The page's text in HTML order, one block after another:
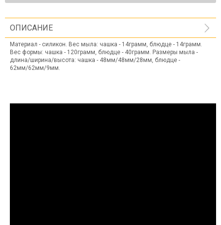
ОПИСАНИЕ
Материал - силикон. Вес мыла: чашка - 14грамм, блюдце - 14грамм.
Вес формы: чашка - 120грамм, блюдце - 40грамм. Размеры мыла -
длина/ширина/высота: чашка - 48мм/48мм/28мм, блюдце -
62мм/62мм/9мм.